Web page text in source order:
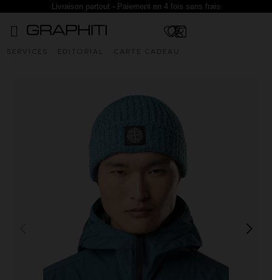
Livraison partout - Paiement en 4 fois sans frais
SERVICES EDITORIAL CARTE CADEAU